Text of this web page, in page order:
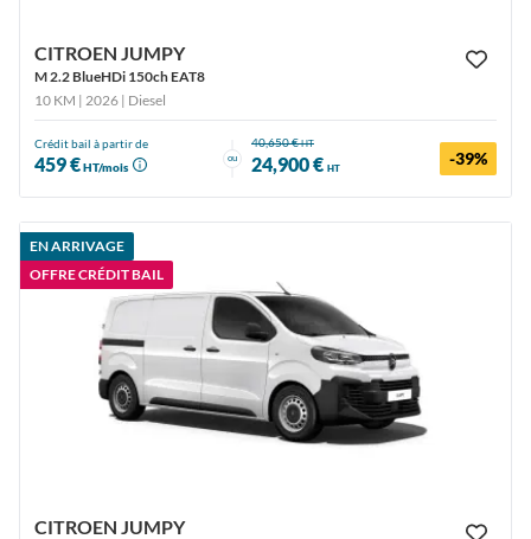
CITROEN JUMPY
M 2.2 BlueHDi 150ch EAT8
10 KM | 2026 | Diesel
Crédit bail à partir de
459 €HT/mois
ou
40,650 €HT
24,900 € HT -39%
EN ARRIVAGE
OFFRE CRÉDIT BAIL
CITROEN JUMPY